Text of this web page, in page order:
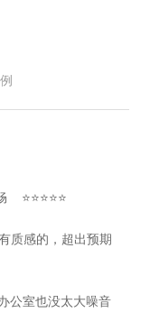
⭐⭐⭐⭐⭐
质感的，超出预期
公室也没太大噪音